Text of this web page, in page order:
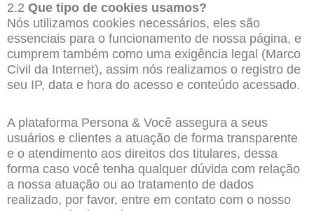
2.2 Que tipo de cookies usamos?
Nós utilizamos cookies necessários, eles são
essenciais para o funcionamento de nossa página, e
cumprem também como uma exigência legal (Marco
Civil da Internet), assim nós realizamos o registro de
seu IP, data e hora do acesso e conteúdo acessado.
A plataforma Persona & Você assegura a seus
usuários e clientes a atuação de forma transparente
e o atendimento aos direitos dos titulares, dessa
forma caso você tenha qualquer dúvida com relação
a nossa atuação ou ao tratamento de dados
realizado, por favor, entre em contato com o nosso